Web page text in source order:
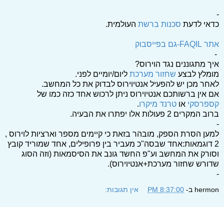
-
כדאי לדעת סכנות ברשת העולמית.
אתר FAQIL-גם בפייסבוק
-
איך מתגוננים נגד הוירוס?
מומלץ לבצע שחזור מערכת ליום/יומיים לפני.
לאחר מכן יש להפעיל אנטיוירוס לבדוק את כל המחשב.
אם אין ברשותכם אנטיוירוס ניתן לרכוש אחד כזה כמו של
קספרסקי או טרנד מיקרו.
ברוב המקרים 2 פעולות אלו יפתרו את הבעיה.
-
למען הסרת הספק, מובהר בזאת כי קיימים מספר וארציות לוירוס ,
2 דוגמאות:אחד שבסה"כ מעביר בין פרופילים, אחד שמוריד קובץ
וסורק את המחשב וע"פ החשד גונב את הסיסמאות (וזה הסוג
שדורש שחזור מערכת+אנטיוירוס).
-
hermon ב- 8:37:00 PM אין תגובות: